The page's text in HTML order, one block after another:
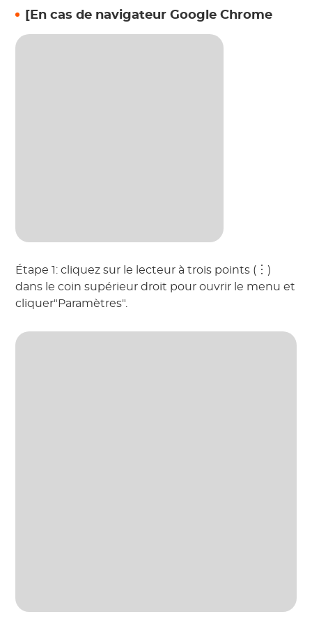
[En cas de navigateur Google Chrome
Étape 1: cliquez sur le lecteur à trois points (︙)
dans le coin supérieur droit pour ouvrir le menu et
cliquer"Paramètres".